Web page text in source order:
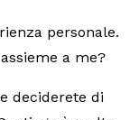
personale.
a me?
deciderete di